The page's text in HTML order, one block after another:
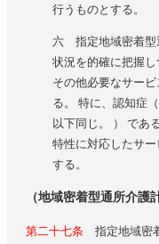
行うものとする。
六 指定地域密着型
状況を的確に把握
その他必要なサー
る。 特に、認知症
以下同じ。 ） であ
特性に対応したサ
する。
（地域密着型通所介護
第二十七条 指定地域密